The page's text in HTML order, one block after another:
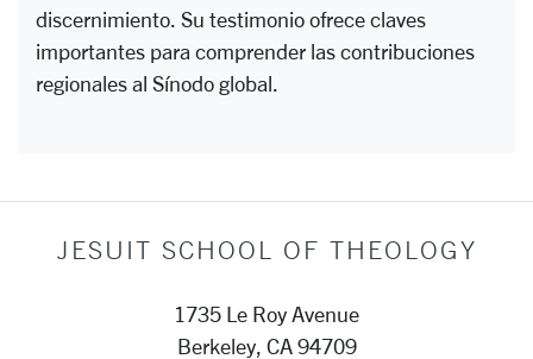
discernimiento. Su testimonio ofrece claves
importantes para comprender las contribuciones
regionales al Sínodo global.
JESUIT SCHOOL OF THEOLOGY
1735 Le Roy Avenue
Berkeley, CA 94709